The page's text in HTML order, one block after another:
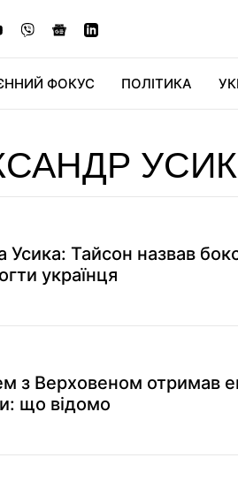
ФОКУС ПОЛІТИКА
УСИК
Усика: Тайсон назвав
українця
з Верховеном отримав
що відомо